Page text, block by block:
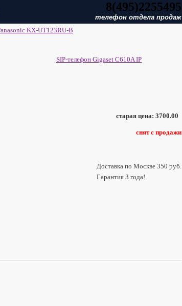
8(495)2255495
телефон отдела продаж
KX-UT123RU-B
SIP-телефон Gigaset C610A IP
старая цена: 3700.00
снят с продажи
Доставка по Москве 350 руб.
Гарантия 3 года!